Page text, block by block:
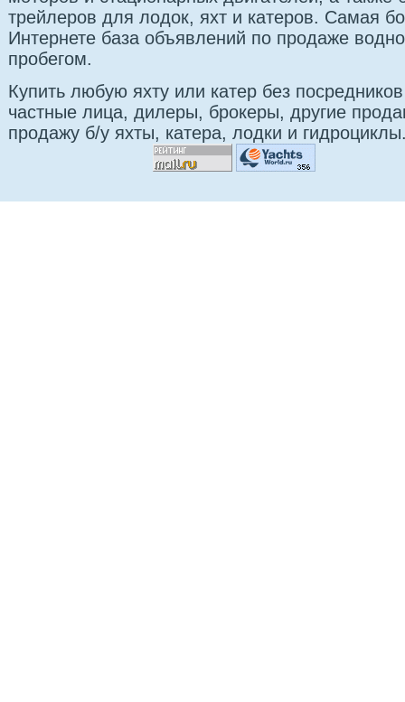
трейлеров для лодок, яхт и катеров. Самая
Интернете база объявлений по продаже
пробегом.
Купить любую яхту или катер без
частные лица, дилеры, брокеры, другие
продажу б/у яхты, катера, лодки и